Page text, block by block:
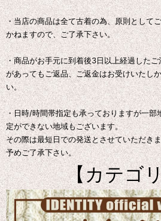
・当店の商品は全て古着の為、原則として
かねますので、ご了承下さい。
・商品がお手元に到着後3日以上経過した
があってもご返品、ご返金はお受けいたし
い。
・日時/時間帯指定も承っておりますが一部
定ができない地域もございます。
その際は最短日での発送とさせていただき
予めご了承下さい。
【カテゴ